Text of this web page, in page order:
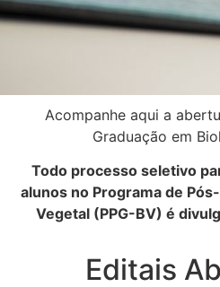
Acompanhe aqui a
Graduação em
Todo processo seletivo
alunos no Programa de
Vegetal (PPG-BV) é
Editais